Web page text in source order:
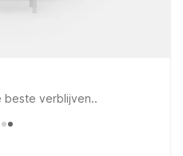
beste verblijven..